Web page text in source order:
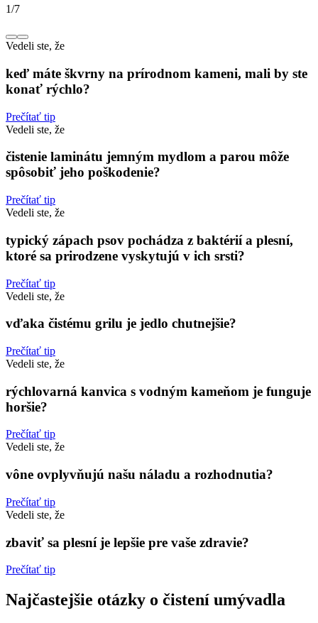
1/7
Vedeli ste, že
keď máte škvrny na prírodnom kameni, mali by ste
konať rýchlo?
Prečítať tip
Vedeli ste, že
čistenie laminátu jemným mydlom a parou môže
spôsobiť jeho poškodenie?
Prečítať tip
Vedeli ste, že
typický zápach psov pochádza z baktérií a plesní,
ktoré sa prirodzene vyskytujú v ich srsti?
Prečítať tip
Vedeli ste, že
vďaka čistému grilu je jedlo chutnejšie?
Prečítať tip
Vedeli ste, že
rýchlovarná kanvica s vodným kameňom je funguje
horšie?
Prečítať tip
Vedeli ste, že
vône ovplyvňujú našu náladu a rozhodnutia?
Prečítať tip
Vedeli ste, že
zbaviť sa plesní je lepšie pre vaše zdravie?
Prečítať tip
Najčastejšie otázky o čistení umývadla